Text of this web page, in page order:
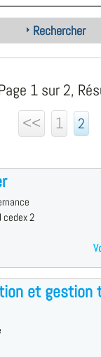
Rechercher
1 sur 2,
<<
1 2
cedex 2
et